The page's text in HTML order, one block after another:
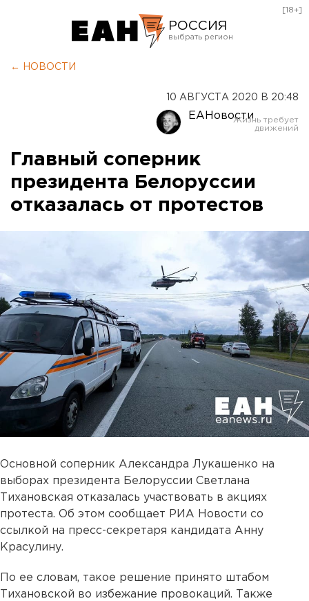
РОССИЯ
Оренбург
[18+]
← НОВОСТИ
10 АВГУСТА 2020 В 20:48
ЕАНовости
Главный соперник
президента Белоруссии
отказалась от протестов
Основной соперник Александра Лукашенко на
выборах президента Белоруссии Светлана
Тихановская отказалась участвовать в акциях
протеста. Об этом сообщает РИА Новости со
ссылкой на пресс-секретаря кандидата Анну
Красулину.
По ее словам, такое решение принято штабом
Тихановской во избежание провокаций. Также